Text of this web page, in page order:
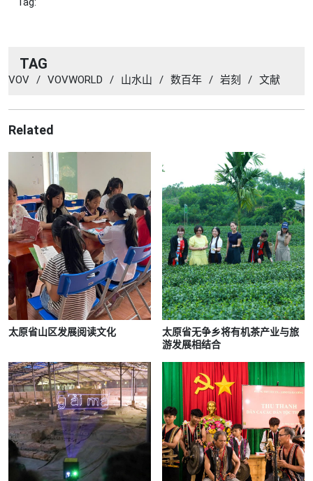
TAG
VOV / VOVWORLD / 山水山 / 数百年 / 岩刻 / 文献
Related
太原省山区发展阅读文化
太原省无争乡将有机茶产业与旅
游发展相结合